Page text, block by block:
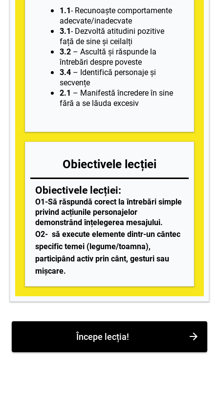
1.1- Recunoaște comportamente
adecvate/inadecvate
3.1- Dezvoltă atitudini pozitive
față de sine și ceilalți
3.2 – Ascultă și răspunde la
întrebări despre poveste
3.4 – Identifică personaje și
secvențe
2.1 – Manifestă încredere în sine
fără a se lăuda excesiv
Obiectivele lecției
Obiectivele lecției:
O1-Să răspundă corect la întrebări simple
privind acțiunile personajelor
demonstrând înțelegerea mesajului.
O2- să execute elemente dintr-un cântec
specific temei (legume/toamna),
participând activ prin cânt, gesturi sau
mișcare.
Începe lecția!